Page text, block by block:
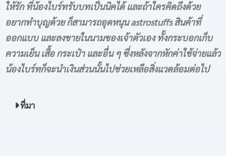
ให้รัก ที่น้องไบร์ทรับบทเป็นนิคได้ และถ้าใครคิดถึงด้วย
อยากทำบุญด้วย ก็สามารถอุดหนุน astrostuffs สินค้าที่
ออกแบบ และลงขายในนามของเจ้าตัวเอง ทั้งกระบอกเก็บ
ความเย็น เสื้อ กระเป๋า และอื่น ๆ ซึ่งหลังจากหักค่าใช้จ่ายแล้ว
น้องไบร์ทก็จะนำเงินส่วนนั้นไปช่วยเหลือสิ่งแวดล้อมต่อไป
ที่มา